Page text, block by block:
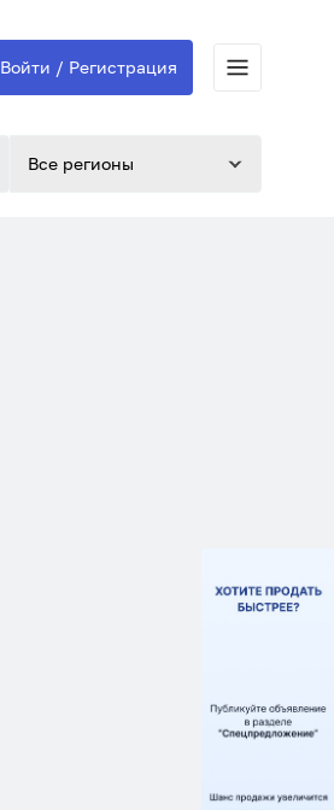
Войти / Регистрация
Все регионы